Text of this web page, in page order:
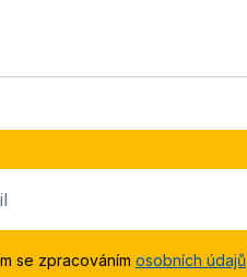
se zpracováním osobních údajů